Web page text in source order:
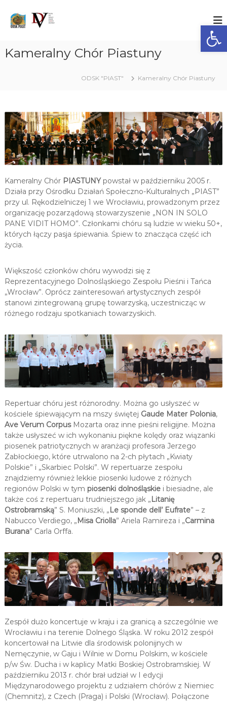
K
S
T
"
d
e
ł
a
ń
S
p
o
e
c
n
o
-
K
u
r
a
n
y
h
Kameralny Chór Piastuny
ODSK "PIAST" Kameralny Chór Piastuny
Kameralny Chór PIASTUNYpowstał w październiku 2005 r.
Działa przy Ośrodku Działań Społeczno-Kulturalnych „PIAST”
przy ul. Rękodzielniczej 1 we Wrocławiu, prowadzonym przez
organizację pozarządową stowarzyszenie „NON IN SOLO
PANE VIDIT HOMO”. Członkami chóru są ludzie w wieku 50+,
których łączy pasja śpiewania. Śpiew to znacząca część ich
życia.
Większość członków chóru wywodzi się z
Reprezentacyjnego Dolnośląskiego Zespołu Pieśni i Tańca
„Wrocław”. Oprócz zainteresowań artystycznych zespół
stanowi zintegrowaną grupę towarzyską, uczestnicząc w
różnego rodzaju spotkaniach towarzyskich.
Repertuar chóru jest różnorodny. Można go usłyszeć w
kościele śpiewającym na mszy świętej Gaude Mater Polonia,
Ave Verum CorpusMozarta oraz inne pieśni religijne. Można
także usłyszeć w ich wykonaniu piękne kolędy oraz wiązanki
piosenek patriotycznych w aranżacji profesora Jerzego
Zabłockiego, które utrwalono na 2-ch płytach „Kwiaty
Polskie” i „Skarbiec Polski”. W repertuarze zespołu
znajdziemy również lekkie piosenki ludowe z różnych
regionów Polski w tym piosenki dolnośląskiei biesiadne, ale
także coś z repertuaru trudniejszego jak „Litanię
Ostrobramską” S. Moniuszki, „Le sponde dell’ Eufrate” – z
Nabucco Verdiego, „Misa Criolla” Ariela Ramireza i „Carmina
Burana” Carla Orffa.
Zespół dużo koncertuje w kraju i za granicą a szczególnie we
Wrocławiu i na terenie Dolnego Śląska. W roku 2012 zespół
koncertował na Litwie dla środowisk polonijnych w
Nemęczynie, w Gaju i Wilnie w Domu Polskim, w kościele
p/w Św. Ducha i w kaplicy Matki Boskiej Ostrobramskiej. W
październiku 2013 r. chór brał udział w I edycji
Międzynarodowego projektu z udziałem chórów z Niemiec
(Chemnitz), z Czech (Praga) i Polski (Wrocław). Połączone